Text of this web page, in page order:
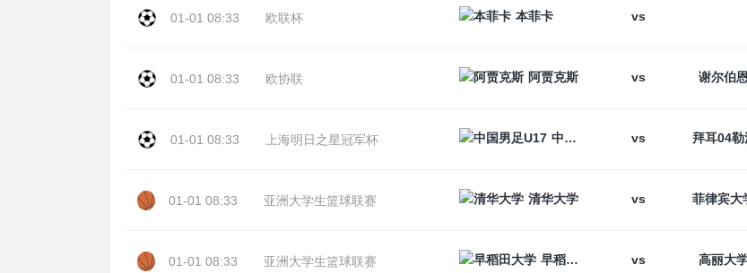
01-01 08:33 欧联杯 本菲卡 vs
01-01 08:33 欧协联 阿贾克斯 vs 谢尔伯
01-01 08:33 上海明日之星冠军杯 中国男足U17 vs
01-01 08:33 亚洲大学生篮球联赛 清华大学 vs
01-01 08:33 亚洲大学生篮球联赛 早稻田大学 vs 高丽大